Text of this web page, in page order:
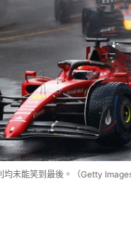
未能笑到最後。（Getty Images